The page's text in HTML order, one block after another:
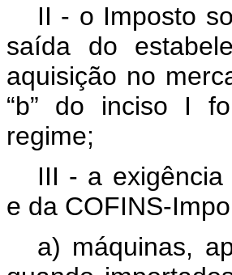
II - o Imposto
saída do
aquisição no
“b” do inciso I
regime;
III - a exigência
e da COFINS-
a) máquinas,